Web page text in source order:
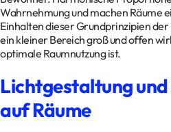
Wahrnehmung und machen Räume
Einhalten dieser Grundprinzipien
ein kleiner Bereich groß und offen
optimale Raumnutzung ist.
Lichtgestaltung
auf Räume